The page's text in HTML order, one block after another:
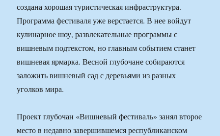
создана хорошая туристическая инфраструктура.
Программа фестиваля уже верстается. В нее войдут
кулинарное шоу, развлекательные программы с
вишневым подтекстом, но главным событием станет
вишневая ярмарка. Весной глубочане собираются
заложить вишневый сад с деревьями из разных
уголков мира.
Проект глубочан «Вишневый фестиваль» занял второе
место в недавно завершившемся республиканском